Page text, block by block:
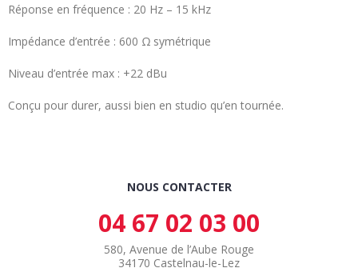
Réponse en fréquence : 20 Hz – 15 kHz
Impédance d’entrée : 600 Ω symétrique
Niveau d’entrée max : +22 dBu
Conçu pour durer, aussi bien en studio qu’en tournée.
NOUS CONTACTER
04 67 02 03 00
580, Avenue de l’Aube Rouge
34170 Castelnau-le-Lez